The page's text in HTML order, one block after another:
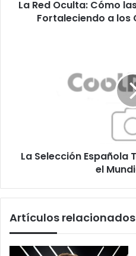
La Red Oculta: Cómo
Fortaleciendo a los
Mundial
La Selección Española
el
Artículos relacionados